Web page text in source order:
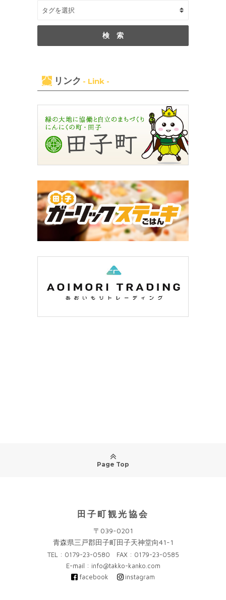
リンク - Link -
Page Top
田子町観光協会
〒039-0201
青森県三戸郡田子町田子天神堂向41-1
TEL : 0179-23-0580 FAX : 0179-23-0585
E-mail : info@takko-kanko.com
facebook
instagram